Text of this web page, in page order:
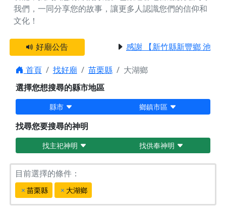
我們，一同分享您的故事，讓更多人認識您們的信仰和
文化！
好廟公告 感謝 【新竹縣新豐鄉 池和
首頁 找好廟 苗栗縣
大湖鄉
選擇您想搜尋的縣市地區
縣市 鄉鎮市區
找尋您要搜尋的神明
找主祀神明 找供奉神明
目前選擇的條件：
苗栗縣 大湖鄉